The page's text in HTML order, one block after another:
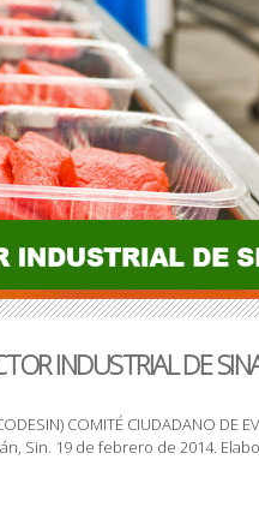
INDUSTRIAL DE
COMITÉ CIUDADANO DE
Sin. 19 de febrero de 2014.